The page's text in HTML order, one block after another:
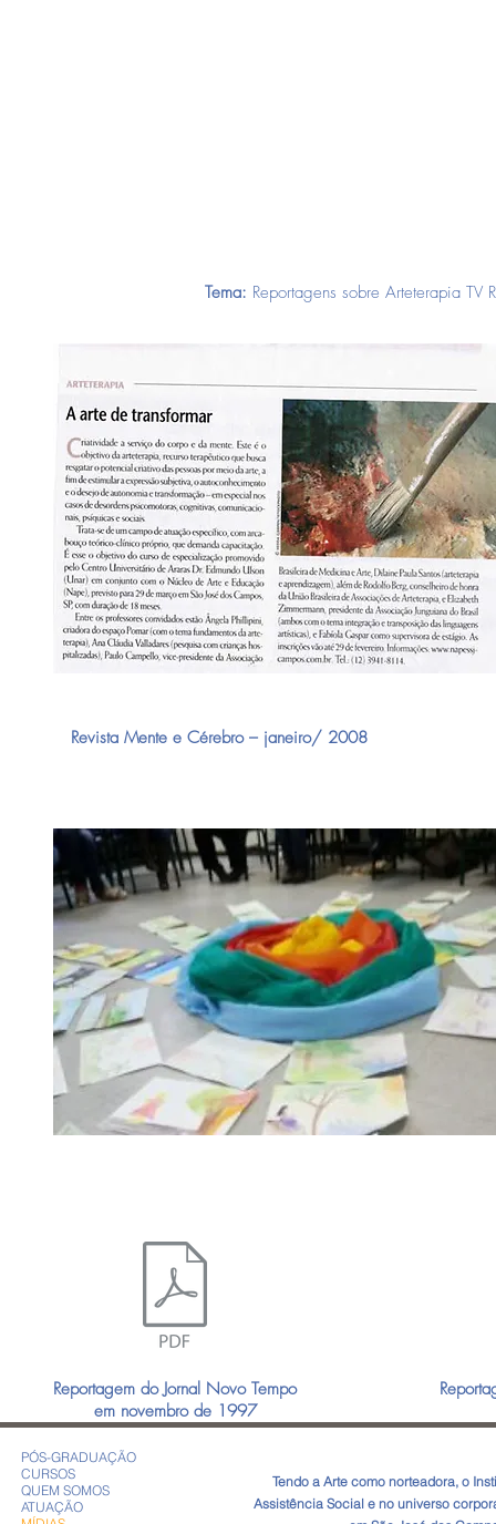
Tema: Reportagens sobre Arteterapia
Revista Mente e Cérebro – janeiro/ 2008
Reportagem do Jornal Novo Tempo
em novembro de 1997
PÓS-GRADUAÇÃO
CURSOS
QUEM SOMOS
ATUAÇÃO
​Tendo a Arte como norteadora, o
Assistência Social e no universo